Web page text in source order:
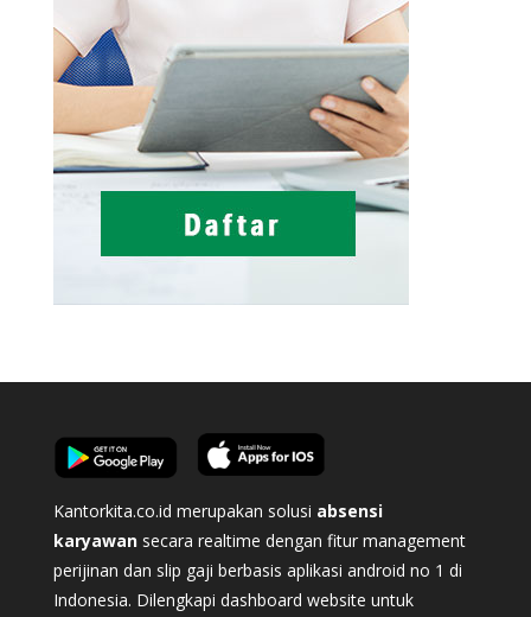
Kantorkita.co.id merupakan solusi absensi
karyawan secara realtime dengan fitur management
perijinan dan slip gaji berbasis aplikasi android no 1 di
Indonesia. Dilengkapi dashboard website untuk